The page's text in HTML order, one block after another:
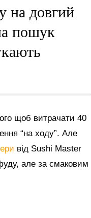
на довгий
пошук
щоб витрачати 40
“на ходу”. Але
від Sushi Master
але за смаковим